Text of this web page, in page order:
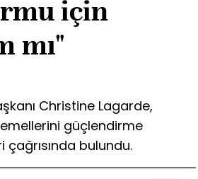
için
mı"
Christine Lagarde,
güçlendirme
bulundu.